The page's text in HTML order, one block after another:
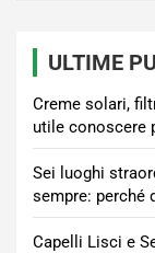
ULTIME
Creme solari,
utile conoscere
Sei luoghi
sempre: perché
Capelli Lisci e